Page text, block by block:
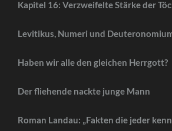
Kapitel 16: Verzweifelte Stärke der
Levitikus, Numeri und
Haben wir alle den gleichen Herrgott?
Der fliehende nackte junge Mann
Roman Landau: „Fakten die jeder